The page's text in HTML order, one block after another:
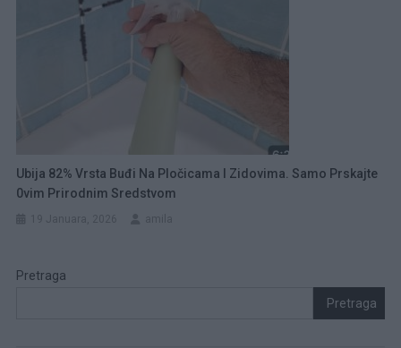
Ubija 82% Vrsta Buđi Na Pločicama I Zidovima. Samo Prskajte
0vim Prirodnim Sredstvom
Pretraga
Pretraga